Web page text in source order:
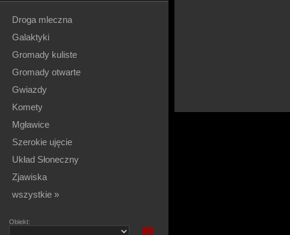
Droga mleczna
Galaktyki
Gromady kuliste
Gromady otwarte
Gwiazdy
Komety
Mgławice
Szerokie ujęcie
Układ Słoneczny
Zjawiska
wszystkie »
Obiekt: